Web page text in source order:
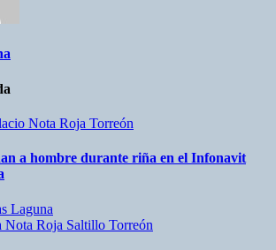
Nota Roja Torreón
a hombre durante riña en el Infonavit
Laguna
Nota Roja Saltillo Torreón